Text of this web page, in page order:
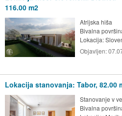
116.00 m2
Atrijska hiša
Bivalna
Lokacija:
Objavljen:
Lokacija stanovanja: Tabor, 82.00
Stanovanje v
Bivalna